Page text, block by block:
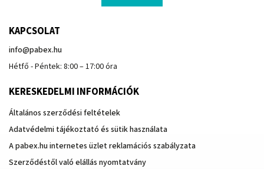
KAPCSOLAT
info@pabex.hu
Hétfő - Péntek: 8:00 – 17:00 óra
KERESKEDELMI INFORMÁCIÓK
Általános szerződési feltételek
Adatvédelmi tájékoztató és sütik használata
A pabex.hu internetes üzlet reklamációs szabályzata
Szerződéstől való elállás nyomtatvány